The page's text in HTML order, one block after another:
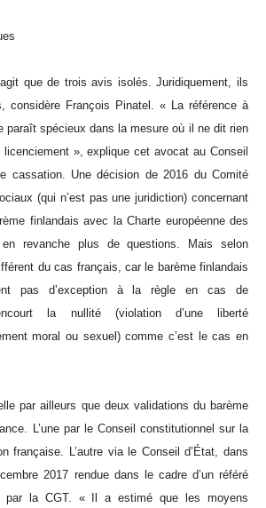
que de trois avis isolés. Juridiquement, ils
considère François Pinatel. « La référence à
paraît spécieux dans la mesure où il ne dit rien
licenciement », explique cet avocat au Conseil
cassation. Une décision de 2016 du Comité
(qui n’est pas une juridiction) concernant
finlandais avec la Charte européenne des
revanche plus de questions. Mais selon
du cas français, car le barème finlandais
pas d’exception à la règle en cas de
la nullité (violation d’une liberté
moral ou sexuel) comme c’est le cas en
par ailleurs que deux validations du barème
L’une par le Conseil constitutionnel sur la
française. L’autre via le Conseil d’État, dans
2017 rendue dans le cadre d’un référé
par la CGT. « Il a estimé que les moyens